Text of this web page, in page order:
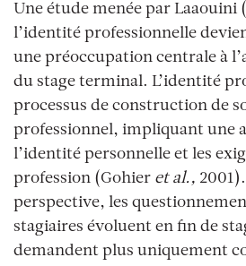
Une étude menée par Laaouini
l’identité professionnelle
une préoccupation centrale à
du stage terminal. L’identité
processus de construction de
professionnel, impliquant une
l’identité personnelle et les
profession (Gohier et al.,
perspective, les
stagiaires évoluent en fin de
demandent plus uniquement